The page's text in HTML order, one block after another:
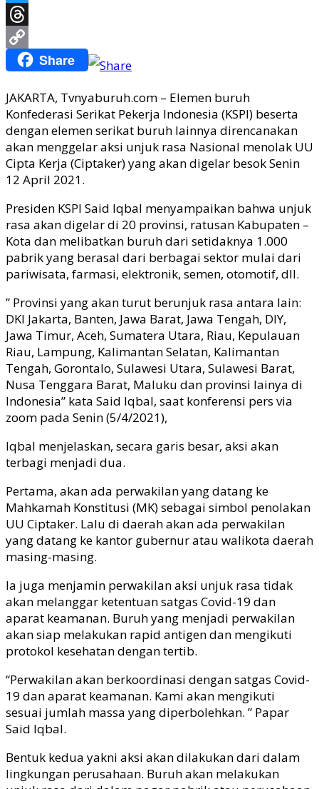
Twitter
Threads
Copy Share
JAKARTA, Tvnyaburuh.com – Elemen buruh
Konfederasi Serikat Pekerja Indonesia (KSPI) beserta
dengan elemen serikat buruh lainnya direncanakan
akan menggelar aksi unjuk rasa Nasional menolak UU
Cipta Kerja (Ciptaker) yang akan digelar besok Senin
12 April 2021.
Presiden KSPI Said Iqbal menyampaikan bahwa unjuk
rasa akan digelar di 20 provinsi, ratusan Kabupaten –
Kota dan melibatkan buruh dari setidaknya 1.000
pabrik yang berasal dari berbagai sektor mulai dari
pariwisata, farmasi, elektronik, semen, otomotif, dll.
” Provinsi yang akan turut berunjuk rasa antara lain:
DKI Jakarta, Banten, Jawa Barat, Jawa Tengah, DIY,
Jawa Timur, Aceh, Sumatera Utara, Riau, Kepulauan
Riau, Lampung, Kalimantan Selatan, Kalimantan
Tengah, Gorontalo, Sulawesi Utara, Sulawesi Barat,
Nusa Tenggara Barat, Maluku dan provinsi lainya di
Indonesia” kata Said Iqbal, saat konferensi pers via
zoom pada Senin (5/4/2021),
Iqbal menjelaskan, secara garis besar, aksi akan
terbagi menjadi dua.
Pertama, akan ada perwakilan yang datang ke
Mahkamah Konstitusi (MK) sebagai simbol penolakan
UU Ciptaker. Lalu di daerah akan ada perwakilan
yang datang ke kantor gubernur atau walikota daerah
masing-masing.
Ia juga menjamin perwakilan aksi unjuk rasa tidak
akan melanggar ketentuan satgas Covid-19 dan
aparat keamanan. Buruh yang menjadi perwakilan
akan siap melakukan rapid antigen dan mengikuti
protokol kesehatan dengan tertib.
“Perwakilan akan berkoordinasi dengan satgas Covid-
19 dan aparat keamanan. Kami akan mengikuti
sesuai jumlah massa yang diperbolehkan. ” Papar
Said Iqbal.
Bentuk kedua yakni aksi akan dilakukan dari dalam
lingkungan perusahaan. Buruh akan melakukan